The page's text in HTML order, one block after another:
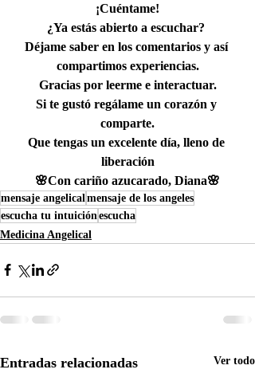
¡Cuéntame!
¿Ya estás abierto a escuchar?
Déjame saber en los comentarios y así
compartimos experiencias.
Gracias por leerme e interactuar.
Si te gustó regálame un corazón y
comparte.
Que tengas un excelente día, lleno de
liberación
🌸Con cariño azucarado, Diana🌸
mensaje angelical mensaje de los angeles
escucha tu intuición escucha
Medicina Angelical
Entradas relacionadas Ver todo